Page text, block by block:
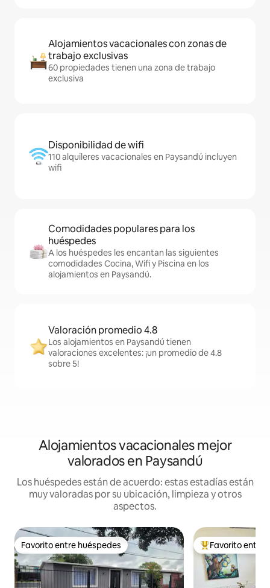
Alojamientos vacacionales con zonas de
trabajo exclusivas
60 propiedades tienen una zona de trabajo
exclusiva
Disponibilidad de wifi
110 alquileres vacacionales en Paysandú incluyen
wifi
Comodidades populares para los
huéspedes
A los huéspedes les encantan las siguientes
comodidades Cocina, Wifi y Piscina en los
alojamientos en Paysandú.
Valoración promedio 4.8
Los alojamientos en Paysandú tienen
valoraciones excelentes: ¡un promedio de 4.8
sobre 5!
Alojamientos vacacionales mejor
valorados en Paysandú
Los huéspedes están de acuerdo: estas estadías están
muy valoradas por su ubicación, limpieza y otros
aspectos.
Favorito entre huéspedes
Favorito entre huéspedes Favorito entre
Favorito entre